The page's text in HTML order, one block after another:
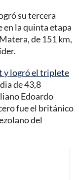
su tercera
en la quinta etapa
de 151 km,
y logró el triplete
de 43,8
Edoardo
fue el británico
del